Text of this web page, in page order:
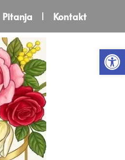
Pitanja Kontakt